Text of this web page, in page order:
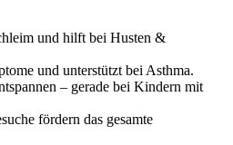
und hilft bei Husten &
und unterstützt bei Asthma.
– gerade bei Kindern mit
fördern das gesamte